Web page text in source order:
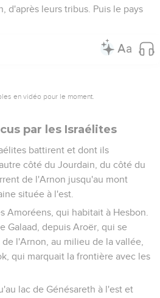
d'après leurs tribus. Puis le pays
en vidéo pour le moment.
par les Israélites
battirent et dont ils
côté du Jourdain, du côté du
de l'Arnon jusqu'au mont
située à l'est.
Amoréens, qui habitait à Hesbon.
Galaad, depuis Aroër, qui se
l'Arnon, au milieu de la vallée,
qui marquait la frontière avec les
lac de Génésareth à l'est et